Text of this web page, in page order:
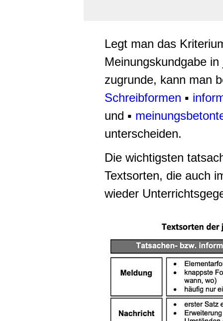
Legt man das
Meinungskundgabe
zugrunde, kann man
Schreibformen ▪
und ▪
unterscheiden.
Die wichtigsten
Textsorten, die auch
wieder